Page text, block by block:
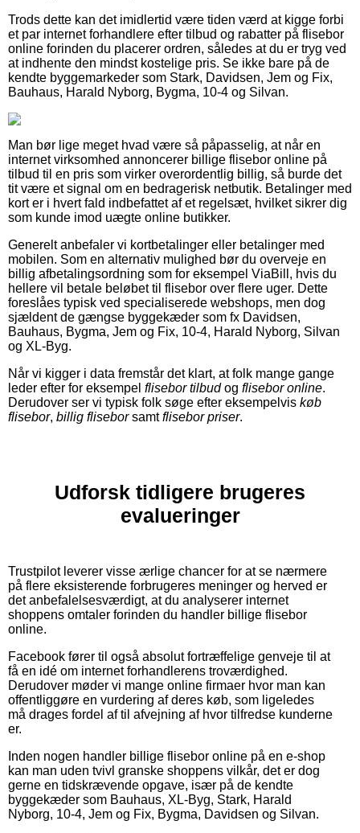
Trods dette kan det imidlertid være tiden værd at kigge forbi
et par internet forhandlere efter tilbud og rabatter på flisebor
online forinden du placerer ordren, således at du er tryg ved
at indhente den mindst kostelige pris. Se ikke bare på de
kendte byggemarkeder som Stark, Davidsen, Jem og Fix,
Bauhaus, Harald Nyborg, Bygma, 10-4 og Silvan.
Man bør lige meget hvad være så påpasselig, at når en
internet virksomhed annoncerer billige flisebor online på
tilbud til en pris som virker overordentlig billig, så burde det
tit være et signal om en bedragerisk netbutik. Betalinger med
kort er i hvert fald indbefattet af et regelsæt, hvilket sikrer dig
som kunde imod uægte online butikker.
Generelt anbefaler vi kortbetalinger eller betalinger med
mobilen. Som en alternativ mulighed bør du overveje en
billig afbetalingsordning som for eksempel ViaBill, hvis du
hellere vil betale beløbet til flisebor over flere uger. Dette
foreslåes typisk ved specialiserede webshops, men dog
sjældent de gængse byggekæder som fx Davidsen,
Bauhaus, Bygma, Jem og Fix, 10-4, Harald Nyborg, Silvan
og XL-Byg.
Når vi kigger i data fremstår det klart, at folk mange gange
leder efter for eksempel flisebor tilbudog flisebor online.
Derudover ser vi typisk folk søge efter eksempelvis køb
flisebor, billig fliseborsamtflisebor priser.
Udforsk tidligere brugeres
evalueringer
Trustpilot leverer visse ærlige chancer for at se nærmere
på flere eksisterende forbrugeres meninger og herved er
det anbefalelsesværdigt, at du analyserer internet
shoppens omtaler forinden du handler billige flisebor
online.
Facebook fører til også absolut fortræffelige genveje til at
få en idé om internet forhandlerens troværdighed.
Derudover møder vi mange online firmaer hvor man kan
offentliggøre en vurdering af deres køb, som ligeledes
må drages fordel af til afvejning af hvor tilfredse kunderne
er.
Inden nogen handler billige flisebor online på en e-shop
kan man uden tvivl granske shoppens vilkår, det er dog
gerne en tidskrævende opgave, især på de kendte
byggekæder som Bauhaus, XL-Byg, Stark, Harald
Nyborg, 10-4, Jem og Fix, Bygma, Davidsen og Silvan.